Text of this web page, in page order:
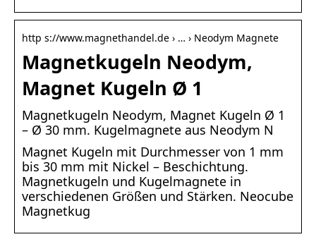
http s://www.magnethandel.de › … › Neodym Magnete
Magnetkugeln Neodym,
Magnet Kugeln Ø 1
Magnetkugeln Neodym, Magnet Kugeln Ø 1
– Ø 30 mm. Kugelmagnete aus Neodym N
Magnet Kugeln mit Durchmesser von 1 mm
bis 30 mm mit Nickel – Beschichtung.
Magnetkugeln und Kugelmagnete in
verschiedenen Größen und Stärken. Neocube
Magnetkug